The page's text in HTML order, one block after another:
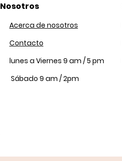
Nosotros
Acerca de nosotros
Contacto
lunes a Viernes 9 am / 5 pm
Sábado 9 am / 2pm